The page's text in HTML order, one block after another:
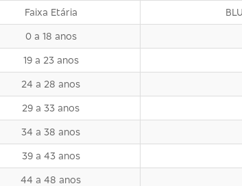
Faixa Etária
0 a 18 anos
19 a 23 anos
24 a 28 anos
29 a 33 anos
34 a 38 anos
39 a 43 anos
44 a 48 anos